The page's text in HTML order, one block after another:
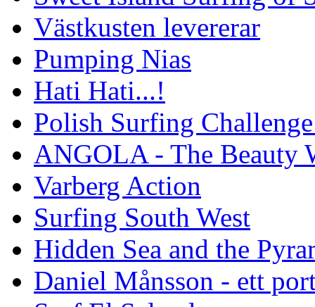
Västkusten levererar
Pumping Nias
Hati Hati...!
Polish Surfing
ANGOLA - The Beauty
Varberg Action
Surfing South West
Hidden Sea and the
Daniel Månsson - ett